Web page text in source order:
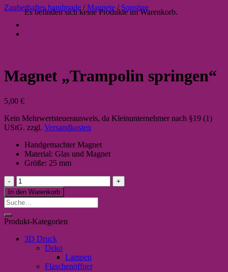
Es befinden sich keine Produkte im Warenkorb.
Zauberhaftes handmade / Magnete / Sonstige
Magnet „Trampolin springen“
5,00 €
Kein Mehrwertsteuerausweis, da Kleinunternehmer nach §19 (1)
UStG. zzgl. Versandkosten
Handgemachter Magnet
Material: Glas und Magnet
Größe: 25 mm
Magnet
"Trampolin
springen"
Menge
In den Warenkorb
Suche
nach:
Produkt-Kategorien
3D Druck
Deko
Lampen
Flaschenöffner